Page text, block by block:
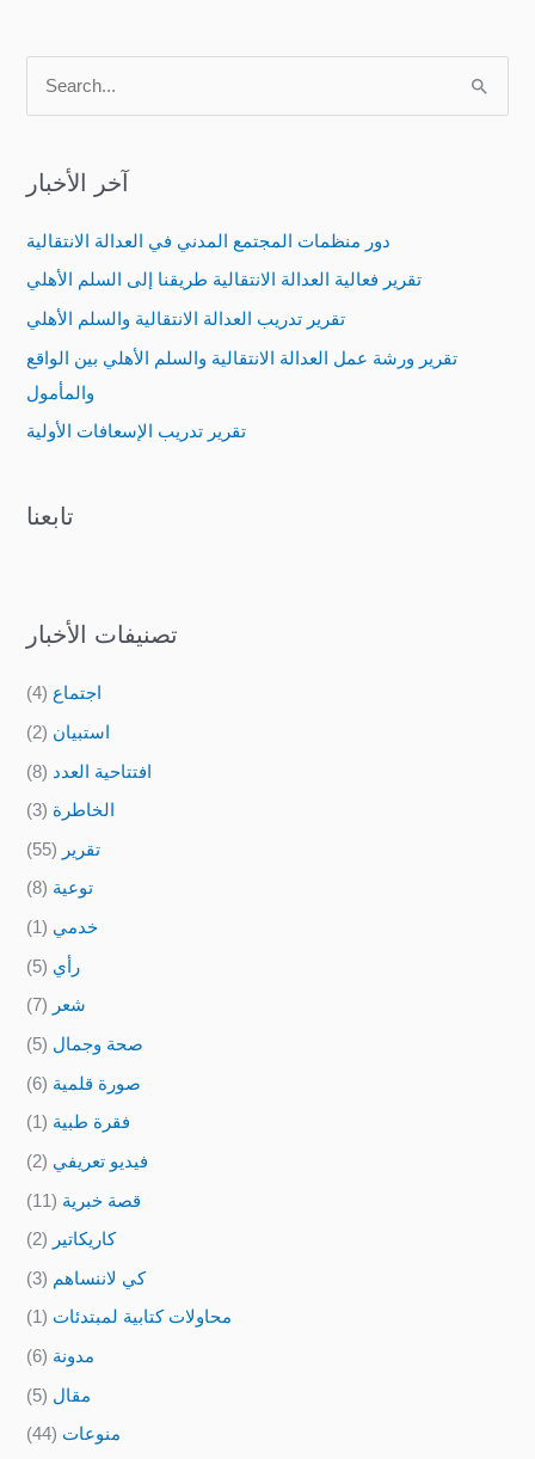
r
o
r
:
آخر الأخبار
دور منظمات المجتمع المدني في العدالة الانتقالية
تقرير فعالية العدالة الانتقالية طريقنا إلى السلم الأهلي
تقرير تدريب العدالة الانتقالية والسلم الأهلي
تقرير ورشة عمل العدالة الانتقالية والسلم الأهلي بين الواقع
والمأمول
تقرير تدريب الإسعافات الأولية
تابعنا
تصنيفات الأخبار
اجتماع (4)
استبيان (2)
افتتاحية العدد (8)
الخاطرة (3)
تقرير (55)
توعية (8)
خدمي (1)
رأي (5)
شعر (7)
صحة وجمال (5)
صورة قلمية (6)
فقرة طبية (1)
فيديو تعريفي (2)
قصة خبرية (11)
كاريكاتير (2)
كي لاننساهم (3)
محاولات كتابية لمبتدئات (1)
مدونة (6)
مقال (5)
منوعات (44)